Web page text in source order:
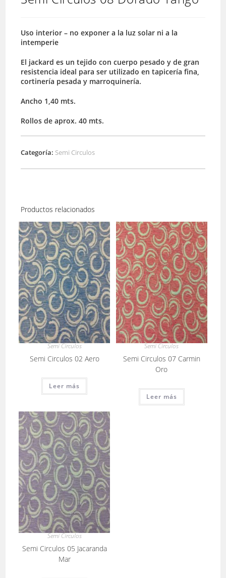
Uso interior – no exponer a la luz solar ni a la
intemperie
El jackard es un tejido con cuerpo pesado y de gran
resistencia ideal para ser utilizado en tapicería fina,
cortinería pesada y marroquinería.
Ancho 1,40 mts.
Rollos de aprox. 40 mts.
Categoría: Semi Circulos
Productos relacionados
Semi Circulos
Semi Circulos 02 Aero
Leer más
Semi Circulos
Semi Circulos 07 Carmin
Oro
Leer más
Semi Circulos
Semi Circulos 05 Jacaranda
Mar